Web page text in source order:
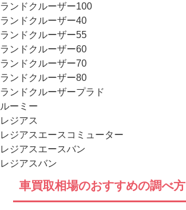
ランドクルーザー100
ランドクルーザー40
ランドクルーザー55
ランドクルーザー60
ランドクルーザー70
ランドクルーザー80
ランドクルーザープラド
ルーミー
レジアス
レジアスエースコミューター
レジアスエースバン
レジアスバン
車買取相場のおすすめの調べ方